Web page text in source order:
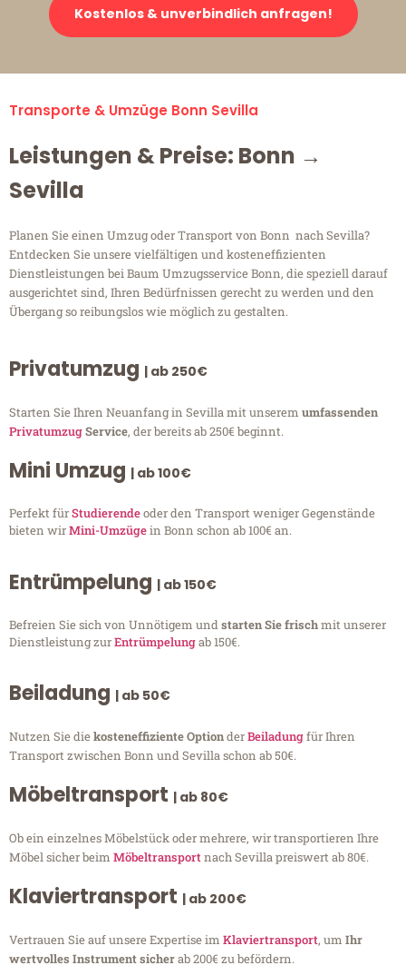
Kostenlos & unverbindlich anfragen!
Transporte & Umzüge Bonn Sevilla
Leistungen & Preise: Bonn →
Sevilla
Planen Sie einen Umzug oder Transport von Bonn nach Sevilla?
Entdecken Sie unsere vielfältigen und kosteneffizienten
Dienstleistungen bei Baum Umzugsservice Bonn, die speziell darauf
ausgerichtet sind, Ihren Bedürfnissen gerecht zu werden und den
Übergang so reibungslos wie möglich zu gestalten.
Privatumzug | ab 250€
Starten Sie Ihren Neuanfang in Sevilla mit unserem umfassenden
PrivatumzugService, der bereits ab 250€ beginnt.
Mini Umzug | ab 100€
Perfekt fürStudierendeoder den Transport weniger Gegenstände
bieten wirMini-Umzügein Bonn schon ab 100€ an.
Entrümpelung | ab 150€
Befreien Sie sich von Unnötigem undstarten Sie frischmit unserer
Dienstleistung zurEntrümpelungab 150€.
Beiladung | ab 50€
Nutzen Sie diekosteneffiziente OptionderBeiladungfür Ihren
Transport zwischen Bonn und Sevilla schon ab 50€.
Möbeltransport | ab 80€
Ob ein einzelnes Möbelstück oder mehrere, wir transportieren Ihre
Möbel sicher beim Möbeltransportnach Sevilla preiswert ab 80€.
Klaviertransport | ab 200€
Vertrauen Sie auf unsere Expertise im Klaviertransport, um Ihr
wertvolles Instrument sicherab 200€ zu befördern.